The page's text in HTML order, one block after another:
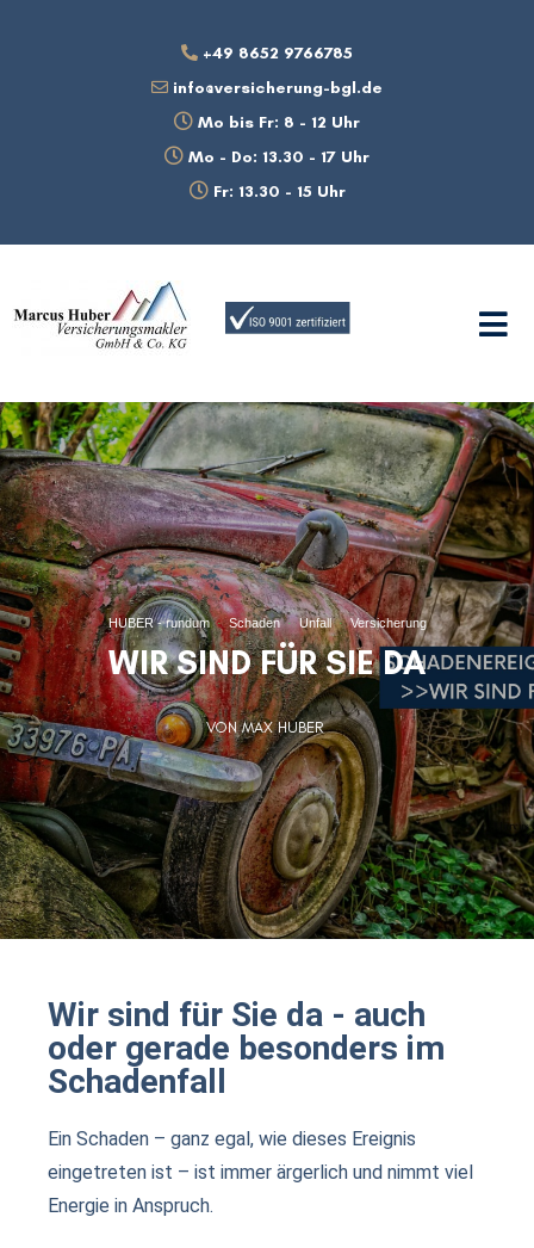
+49 8652 9766785
info@versicherung-bgl.de
Mo bis Fr: 8 - 12 Uhr
Mo - Do: 13.30 - 17 Uhr
Fr: 13.30 - 15 Uhr
HUBER - rundum·Schaden·Unfall·Versicherung
WIR SIND FÜR SIE DA
VON MAX HUBER
Wir sind für Sie da - auch
oder gerade besonders im
Schadenfall
Ein Schaden – ganz egal, wie dieses Ereignis
eingetreten ist – ist immer ärgerlich und nimmt viel
Energie in Anspruch.